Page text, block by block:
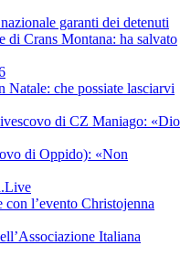
garanti dei detenuti
di Crans Montana: ha salvato
che possiate lasciarvi
di CZ Maniago: «Dio
di Oppido): «Non
l’evento Christojenna
Italiana